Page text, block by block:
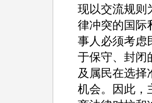
现以交流规则
律冲突的国际
事人必须考虑
于保守、封闭
及属民在选择
机会。因此，